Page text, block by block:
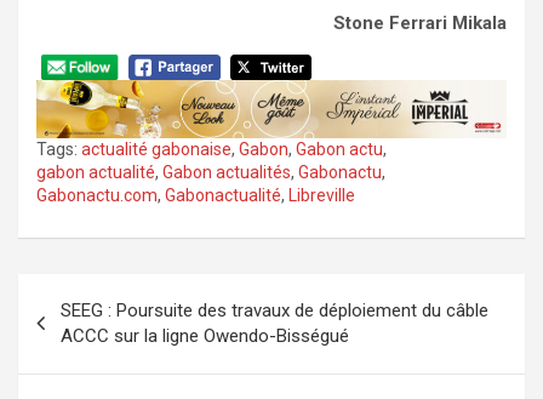
Stone Ferrari Mikala
Tags: actualité gabonaise, Gabon, Gabon actu,
gabon actualité, Gabon actualités, Gabonactu,
Gabonactu.com, Gabonactualité, Libreville
de
l’article
SEEG : Poursuite des travaux de déploiement du câble
ACCC sur la ligne Owendo-Bisségué